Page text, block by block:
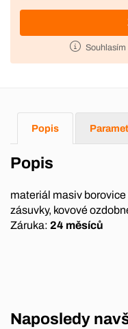
Souhlasím
Popis
Popis
materiál masiv
zásuvky, kovové
Záruka: 24 měsíců
Naposledy